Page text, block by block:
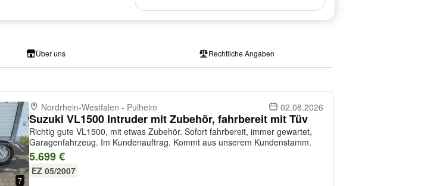
Über uns Rechtliche Angaben
7
Nordrhein-Westfalen - Pulheim 02.08.2026
Suzuki VL1500 Intruder mit Zubehör, fahrbereit mit Tüv
Richtig gute VL1500, mit etwas Zubehör. Sofort fahrbereit, immer gewartet,
Garagenfahrzeug. Im Kundenauftrag. Kommt aus unserem Kundenstamm.
5.699 €
EZ 05/2007